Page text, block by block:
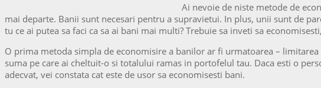
Ai nevoie de niste metode de
mai departe. Banii sunt necesari pentru a supravietui. In plus, unii sunt de
tu ce ai putea sa faci ca sa ai bani mai multi? Trebuie sa inveti sa
O prima metoda simpla de economisire a banilor ar fi urmatoarea –
suma pe care ai cheltuit-o si totalului ramas in portofelul tau. Daca esti o
adecvat, vei constata cat este de usor sa economisesti bani.